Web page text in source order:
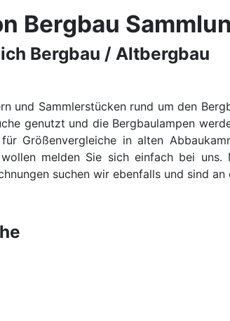
Bergbau
Bergbau / Altbergbau
und Sammlerstücken rund um den
genutzt und die Bergbaulampen
Größenvergleiche in alten
melden Sie sich einfach bei
suchen wir ebenfalls und sind